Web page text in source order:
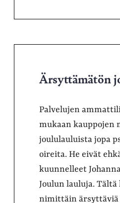
Ärsyttämätön
Palvelujen
mukaan kauppojen
joululauluista jopa
oireita. He eivät
kuunnelleet
Joulun lauluja. Tältä
nimittäin